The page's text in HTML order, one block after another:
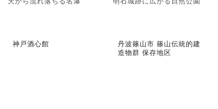
神戸酒心館
丹波篠山市 篠山伝統的建
造物群 保存地区